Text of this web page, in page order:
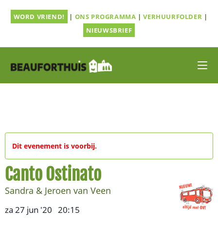
naarWORD VRIEND! | ONS PROGRAMMA |VERHUURFOLDER |
NIEUWSBRIEF
Dit evenement is voorbij.
Canto Ostinato
Sandra & Jeroen van Veen
za 27 jun '20 20:15